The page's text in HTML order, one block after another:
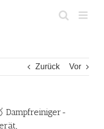
Zurück Vor
Dampfreiniger-